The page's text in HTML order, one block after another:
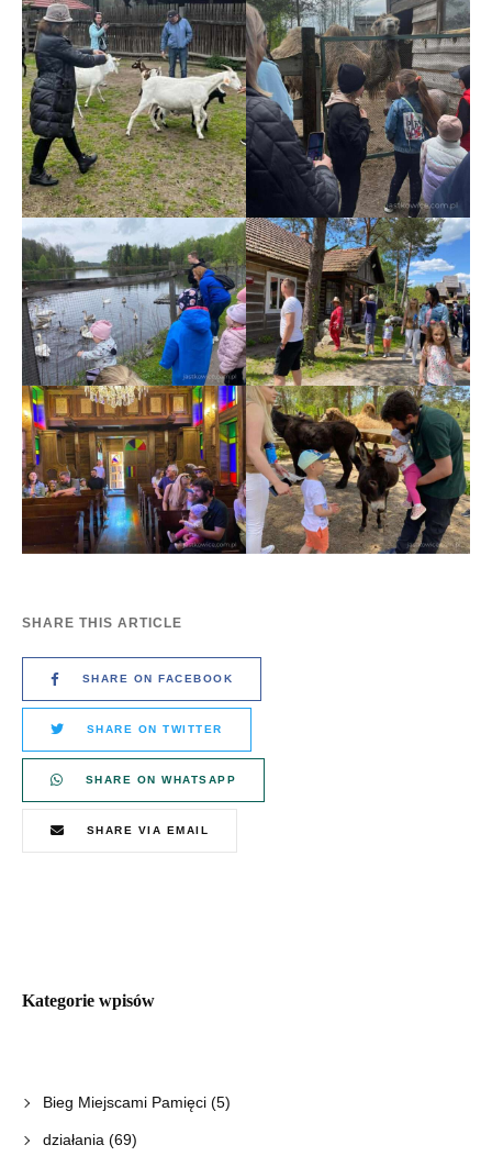
SHARE THIS ARTICLE
SHARE ON FACEBOOK
SHARE ON TWITTER
SHARE ON WHATSAPP
SHARE VIA EMAIL
Kategorie wpisów
Bieg Miejscami Pamięci(5)
działania (69)